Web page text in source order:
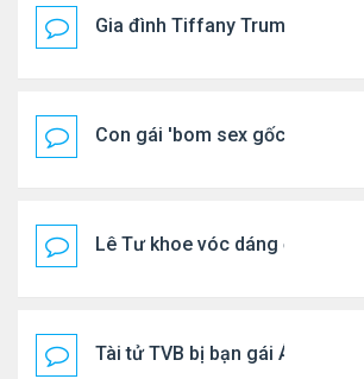
Gia đình Tiffany Trump đi nghỉ
Con gái 'bom sex gốc Việt' đón
Lê Tư khoe vóc dáng ở châu Âu
Tài tử TVB bị bạn gái Á hậu